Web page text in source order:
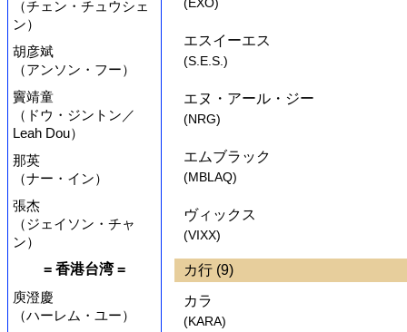
（チェン・チュウシェ
ン）
胡彦斌
（アンソン・フー）
竇靖童
（ドウ・ジントン／
Leah Dou）
那英
（ナー・イン）
張杰
（ジェイソン・チャ
ン）
= 香港台湾 =
庾澄慶
（ハーレム・ユー）
エスイーエス
(S.E.S.)
エヌ・アール・ジー
(NRG)
エムブラック
(MBLAQ)
ヴィックス
(VIXX)
カ行 (9)
カラ
(KARA)